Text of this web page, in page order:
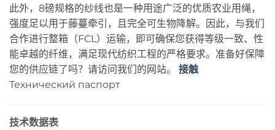
此外，8磅规格的纱线也是一种用途广泛的优质农业用绳，
强度足以用于藤蔓牵引，且完全可生物降解。因此，与我们
合作进行整箱（FCL）运输，即可确保您获得等级一致、性
能卓越的纤维，满足现代纺织工程的严格要求。准备好保障
您的供应链了吗？请访问我们的网站。 接触
Технический паспорт
技术数据表